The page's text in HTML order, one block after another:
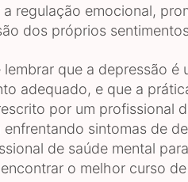
regulação emocional,
dos próprios
que a depressão é
adequado, e que a
por um profissional
sintomas de
de saúde mental
o melhor curso